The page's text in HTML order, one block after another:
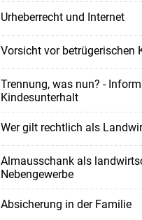
Urheberrecht und Internet
Vorsicht vor betrügerischen
Trennung, was nun? -
Kindesunterhalt
Wer gilt rechtlich als
Almausschank als
Nebengewerbe
Absicherung in der Familie